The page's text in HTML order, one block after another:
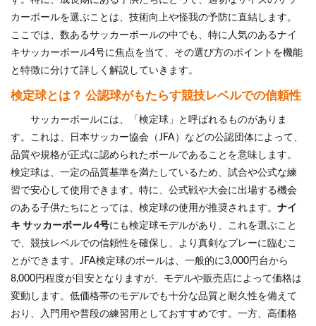
カーボールを選ぶことは、技術向上や怪我の予防に直結します。
ここでは、数あるサッカーボールの中でも、特に人気のあるナイ
キサッカーボール4号に焦点を当て、その選び方のポイントを機能
と特徴に分けて詳しく解説していきます。
検定球とは？ 公認球がもたらす競技レベルでの信頼性
サッカーボールには、「検定球」と呼ばれるものがありま
す。これは、日本サッカー協会（JFA）などの公認団体によって、
品質や規格が正式に認められたボールであることを意味します。
検定球は、一定の品質基準を満たしているため、試合や公式な練
習で安心して使用できます。特に、公式戦や大会に出場する機会
のある子供たちにとっては、検定球の使用が推奨されます。 ナイ
キ サッカーボール 4号にも検定球モデルがあり、これを選ぶこと
で、競技レベルでの信頼性を確保し、より真剣なプレーに臨むこ
とができます。JFA検定球のボールは、一般的に3,000円台から
8,000円程度が目安となりますが、モデルや販売店によって価格は
変動します。低価格帯のモデルでも十分な品質と耐久性を備えて
おり、入門用や普段の練習用としておすすめです。一方、高価格